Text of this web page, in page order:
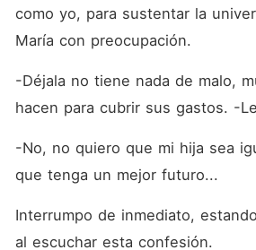
como yo, para sustentar la
María con preocupación.
-Déjala no tiene nada de malo,
hacen para cubrir sus gastos. -
-No, no quiero que mi hija sea
que tenga un mejor futuro...
Interrumpo de inmediato,
al escuchar esta confesión.